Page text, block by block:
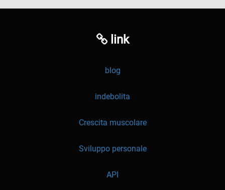
link
blog
indebolita
Crescita muscolare
Sviluppo personale
API